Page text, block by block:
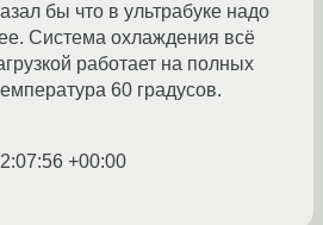
бы что в ультрабуке надо
Система охлаждения всё
работает на полных
60 градусов.
+00:00